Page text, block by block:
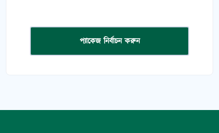
প্যাকেজ নির্বাচন করুন